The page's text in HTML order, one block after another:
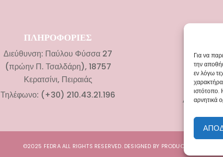
Για να
την
εν λόγω
ιστότοπο.
αρνητικά
ΠΛΗΡΟΦΟΡΙΕΣ
Διεύθυνση: Παύλου Φύσσα 27
(πρώην Π. Τσαλδάρη), 18757
Κερατσίνι, Πειραιάς
Τηλέφωνο: (+30) 210.43.21.196
Αξεσουάρ
©2025 FEDRA ALL RIGHTS RESERVED. DESIGNED BY PRODUCT DIGITAL